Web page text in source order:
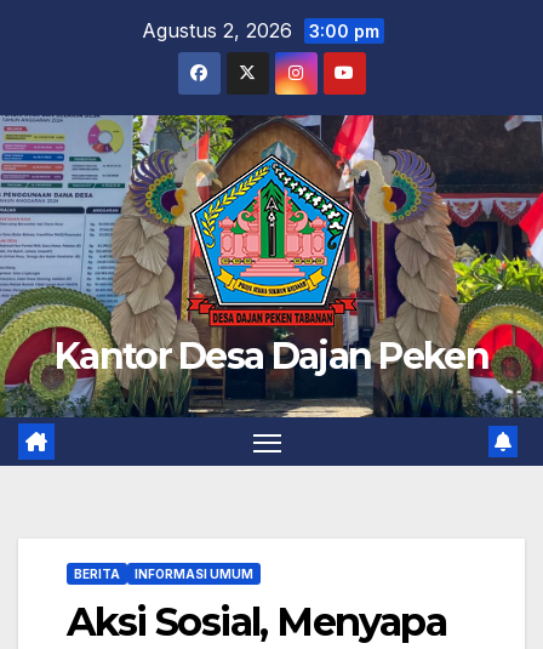
Agustus 2, 2026 3:00 pm
Kantor Desa Dajan Peken
BERITA INFORMASI UMUM
Aksi Sosial, Menyapa